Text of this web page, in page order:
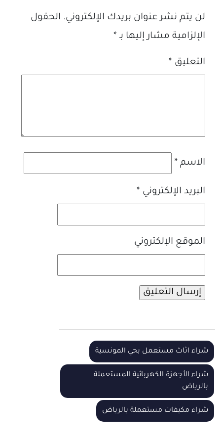
لن يتم نشر عنوان بريدك الإلكتروني. الحقول
الإلزامية مشار إليها بـ *
التعليق *
الاسم *
البريد الإلكتروني *
الموقع الإلكتروني
شراء اثاث مستعمل بحي المونسية
شراء الأجهزة الكهربائية المستعملة
بالرياض
شراء مكيفات مستعملة بالرياض